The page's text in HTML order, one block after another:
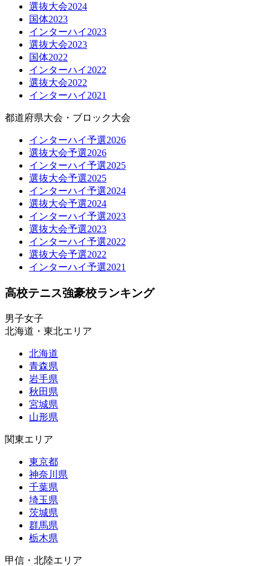
選抜大会2024
国体2023
インターハイ2023
選抜大会2023
国体2022
インターハイ2022
選抜大会2022
インターハイ2021
都道府県大会・ブロック大会
インターハイ予選2026
選抜大会予選2026
インターハイ予選2025
選抜大会予選2025
インターハイ予選2024
選抜大会予選2024
インターハイ予選2023
選抜大会予選2023
インターハイ予選2022
選抜大会予選2022
インターハイ予選2021
高校テニス強豪校ランキング
男子女子
北海道・東北エリア
北海道
青森県
岩手県
秋田県
宮城県
山形県
関東エリア
東京都
神奈川県
千葉県
埼玉県
茨城県
群馬県
栃木県
甲信・北陸エリア